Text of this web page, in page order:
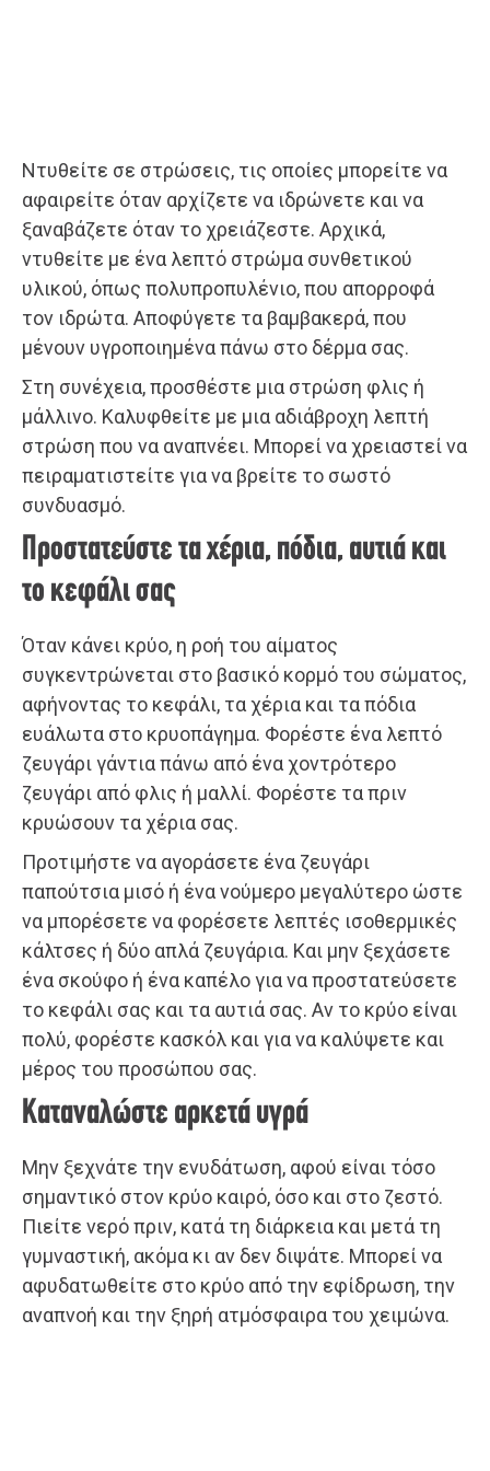
Ντυθείτε σε στρώσεις, τις οποίες μπορείτε να
αφαιρείτε όταν αρχίζετε να ιδρώνετε και να
ξαναβάζετε όταν το χρειάζεστε. Αρχικά,
ντυθείτε με ένα λεπτό στρώμα συνθετικού
υλικού, όπως πολυπροπυλένιο, που απορροφά
τον ιδρώτα. Αποφύγετε τα βαμβακερά, που
μένουν υγροποιημένα πάνω στο δέρμα σας.
Στη συνέχεια, προσθέστε μια στρώση φλις ή
μάλλινο. Καλυφθείτε με μια αδιάβροχη λεπτή
στρώση που να αναπνέει. Μπορεί να χρειαστεί να
πειραματιστείτε για να βρείτε το σωστό
συνδυασμό.
Προστατεύστε τα χέρια, πόδια, αυτιά και
το κεφάλι σας
Όταν κάνει κρύο, η ροή του αίματος
συγκεντρώνεται στο βασικό κορμό του σώματος,
αφήνοντας το κεφάλι, τα χέρια και τα πόδια
ευάλωτα στο κρυοπάγημα. Φορέστε ένα λεπτό
ζευγάρι γάντια πάνω από ένα χοντρότερο
ζευγάρι από φλις ή μαλλί. Φορέστε τα πριν
κρυώσουν τα χέρια σας.
Προτιμήστε να αγοράσετε ένα ζευγάρι
παπούτσια μισό ή ένα νούμερο μεγαλύτερο ώστε
να μπορέσετε να φορέσετε λεπτές ισοθερμικές
κάλτσες ή δύο απλά ζευγάρια. Και μην ξεχάσετε
ένα σκούφο ή ένα καπέλο για να προστατεύσετε
το κεφάλι σας και τα αυτιά σας. Αν το κρύο είναι
πολύ, φορέστε κασκόλ και για να καλύψετε και
μέρος του προσώπου σας.
Καταναλώστε αρκετά υγρά
Μην ξεχνάτε την ενυδάτωση, αφού είναι τόσο
σημαντικό στον κρύο καιρό, όσο και στο ζεστό.
Πιείτε νερό πριν, κατά τη διάρκεια και μετά τη
γυμναστική, ακόμα κι αν δεν διψάτε. Μπορεί να
αφυδατωθείτε στο κρύο από την εφίδρωση, την
αναπνοή και την ξηρή ατμόσφαιρα του χειμώνα.